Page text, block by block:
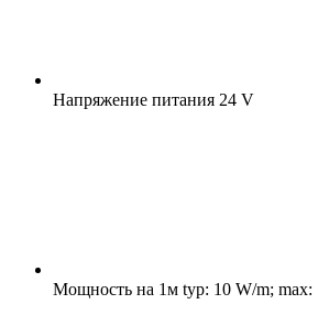
Напряжение питания 24 V
Мощность на 1м typ: 10 W/m; max: